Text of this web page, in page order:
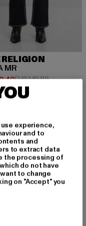
RELIGION
MR
EUR 130,49
EUR 149,99Actieprijs:
experience,
and to
and
to extract data
the processing of
do not have
to change
on "Accept" you